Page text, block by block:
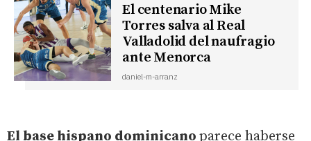
El centenario Mike
Torres salva al Real
Valladolid del naufragio
ante Menorca
daniel-m-arranz
El base hispano dominicano parece haberse